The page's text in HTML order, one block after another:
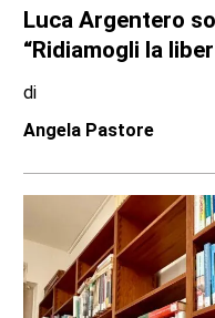
Luca Argentero
“Ridiamogli la
di
Angela Pastore